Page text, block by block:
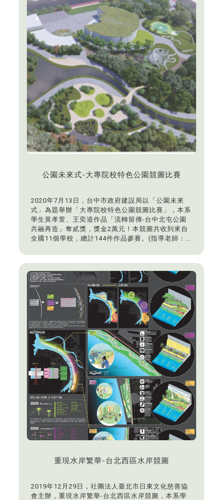
公園未來式-大專院校特色公園競圖比賽
2020年7月13日，台中市政府建設局以「公園未來
式」為題舉辦「大專院校特色公園競圖比賽」，本系
學生黃孝萱、王奕逵作品「流轉留傳-台中北屯公園
共融再造」奪貳獎，獎金2萬元！本競圖共收到來自
全國11個學校，總計144件作品參賽。(指導老師：
重現水岸繁華-台北西區水岸競圖
2019年12月29日，社團法人臺北市日東文化慈善協
會主辦，重現水岸繁華-台北西區水岸競圖， 本系學